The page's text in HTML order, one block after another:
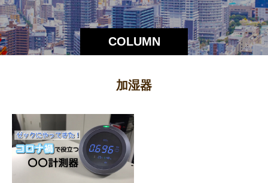
COLUMN
加湿器